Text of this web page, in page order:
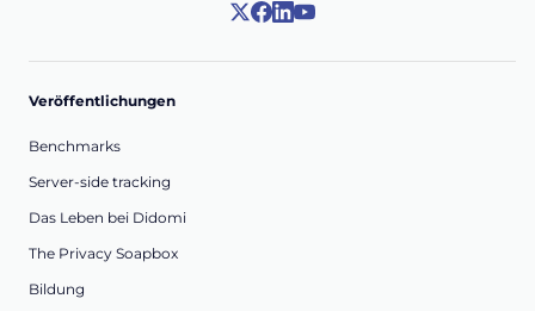
Veröffentlichungen
Benchmarks
Server-side tracking
Das Leben bei Didomi
The Privacy Soapbox
Bildung